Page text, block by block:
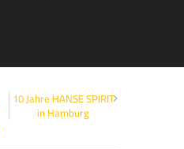
10 Jahre HANSE SPIRIT
in Hamburg